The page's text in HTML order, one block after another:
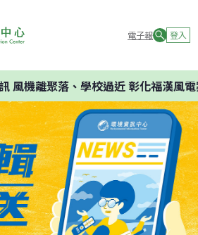
電子報 登入
風機離聚落、學校過近 彰化福漢風電